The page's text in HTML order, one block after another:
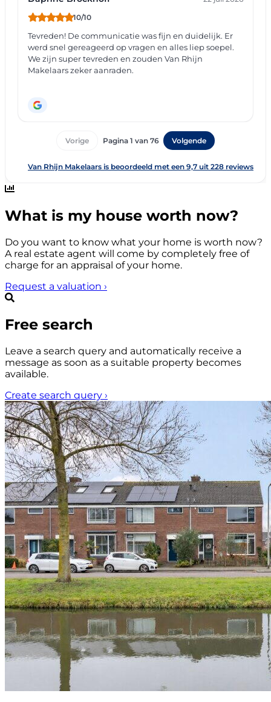
What is my house worth now?
Do you want to know what your home is worth now?
A real estate agent will come by completely free of
charge for an appraisal of your home.
Request a valuation ›
Free search
Leave a search query and automatically receive a
message as soon as a suitable property becomes
available.
Create search query ›